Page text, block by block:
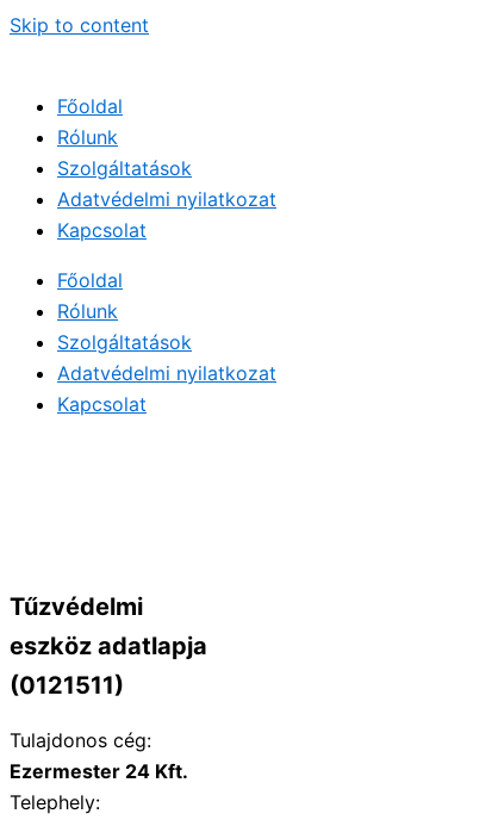
Skip to content
Főoldal
Rólunk
Szolgáltatások
Adatvédelmi nyilatkozat
Kapcsolat
Főoldal
Rólunk
Szolgáltatások
Adatvédelmi nyilatkozat
Kapcsolat
Tűzvédelmi
eszköz adatlapja
(0121511)
Tulajdonos cég:
Ezermester 24 Kft.
Telephely: